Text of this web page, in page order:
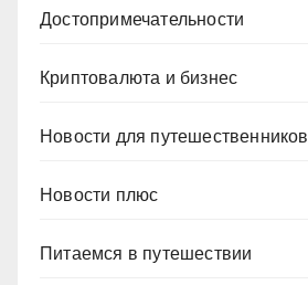
Достопримечательности
Криптовалюта и бизнес
Новости для путешественников
Новости плюс
Питаемся в путешествии